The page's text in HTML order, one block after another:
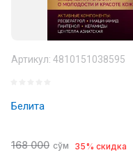
Артикул: 4810151038595
Белита
168 000 сўм 35% скидка